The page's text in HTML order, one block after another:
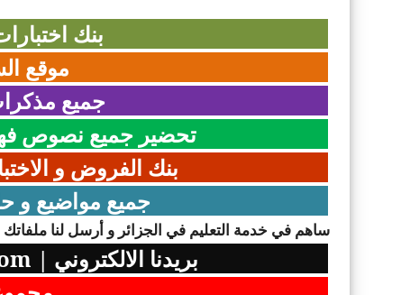
بنك
موقع
جميع
تحضير جميع نصوص
بنك الفروض و
جميع مواضيع و
ساهم في خدمة التعليم في الجزائر و أرسل لنا ملفاتك
بريدنا الالكتروني |